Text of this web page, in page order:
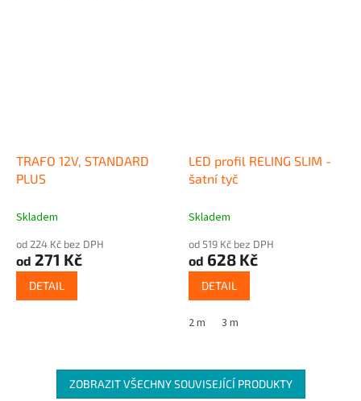
TRAFO 12V, STANDARD
PLUS
Skladem
od 224 Kč bez DPH
od 271 Kč
DETAIL
LED profil RELING SLIM -
šatní tyč
Skladem
od 519 Kč bez DPH
od 628 Kč
DETAIL
2 m 3 m
ZOBRAZIT VŠECHNY SOUVISEJÍCÍ PRODUKTY